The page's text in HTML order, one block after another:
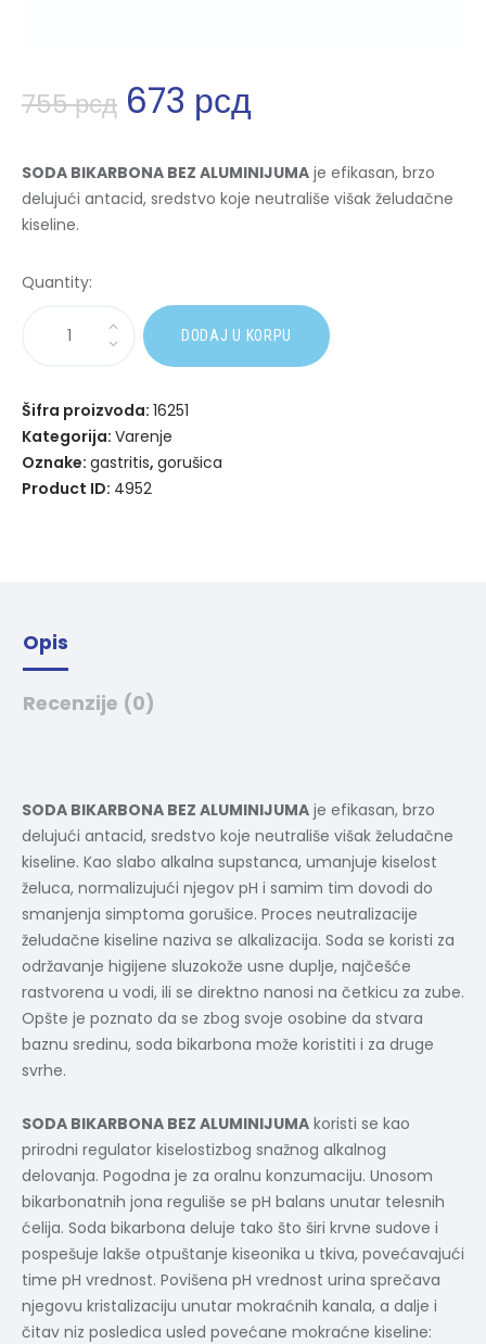
755рсд 673 рсд
SODA BIKARBONA BEZ ALUMINIJUMA je efikasan, brzo
delujući antacid, sredstvo koje neutrališe višak želudačne
kiseline.
Quantity:
DODAJ U KORPU
Šifra proizvoda: 16251
Kategorija: Varenje
Oznake: gastritis, gorušica
Product ID: 4952
Opis
Recenzije (0)
SODA BIKARBONA BEZ ALUMINIJUMA je efikasan, brzo
delujući antacid, sredstvo koje neutrališe višak želudačne
kiseline. Kao slabo alkalna supstanca, umanjuje kiselost
želuca, normalizujući njegov pH i samim tim dovodi do
smanjenja simptoma gorušice. Proces neutralizacije
želudačne kiseline naziva se alkalizacija. Soda se koristi za
održavanje higijene sluzokože usne duplje, najčešće
rastvorena u vodi, ili se direktno nanosi na četkicu za zube.
Opšte je poznato da se zbog svoje osobine da stvara
baznu sredinu, soda bikarbona može koristiti i za druge
svrhe.
SODA BIKARBONA BEZ ALUMINIJUMA koristi se kao
prirodni regulator kiselostizbog snažnog alkalnog
delovanja. Pogodna je za oralnu konzumaciju. Unosom
bikarbonatnih jona reguliše se pH balans unutar telesnih
ćelija. Soda bikarbona deluje tako što širi krvne sudove i
pospešuje lakše otpuštanje kiseonika u tkiva, povećavajući
time pH vrednost. Povišena pH vrednost urina sprečava
njegovu kristalizaciju unutar mokraćnih kanala, a dalje i
čitav niz posledica usled povećane mokraćne kiseline: